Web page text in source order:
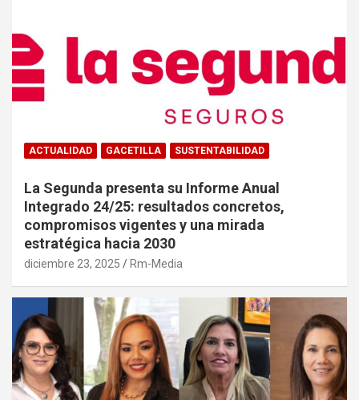
ACTUALIDAD GACETILLA SUSTENTABILIDAD
La Segunda presenta su Informe Anual
Integrado 24/25: resultados concretos,
compromisos vigentes y una mirada
estratégica hacia 2030
diciembre 23, 2025 Rm-Media